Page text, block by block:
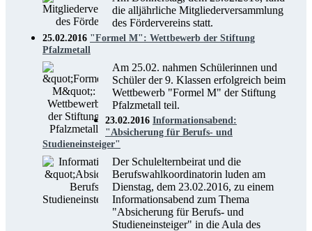
die alljährliche Mitgliederversammlung
des Fördervereins statt.
25.02.2016 "Formel M": Wettbewerb der Stiftung
Pfalzmetall
Am 25.02. nahmen Schülerinnen und
Schüler der 9. Klassen erfolgreich beim
Wettbewerb "Formel M" der Stiftung
Pfalzmetall teil.
23.02.2016 Informationsabend:
"Absicherung für Berufs- und
Studieneinsteiger"
Der Schulelternbeirat und die
Berufswahlkoordinatorin luden am
Dienstag, dem 23.02.2016, zu einem
Informationsabend zum Thema
"Absicherung für Berufs- und
Studieneinsteiger" in die Aula des